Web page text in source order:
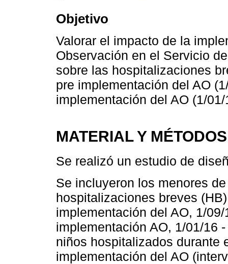
Objetivo
Valorar el impacto de la
Observación en el Servicio
sobre las hospitalizaciones
pre implementación del AO
implementación del AO (1/
MATERIAL Y MÉTODOS
Se realizó un estudio de
Se incluyeron los menores
hospitalizaciones breves
implementación del AO, 1/
implementación AO, 1/01/16
niños hospitalizados durante
implementación del AO